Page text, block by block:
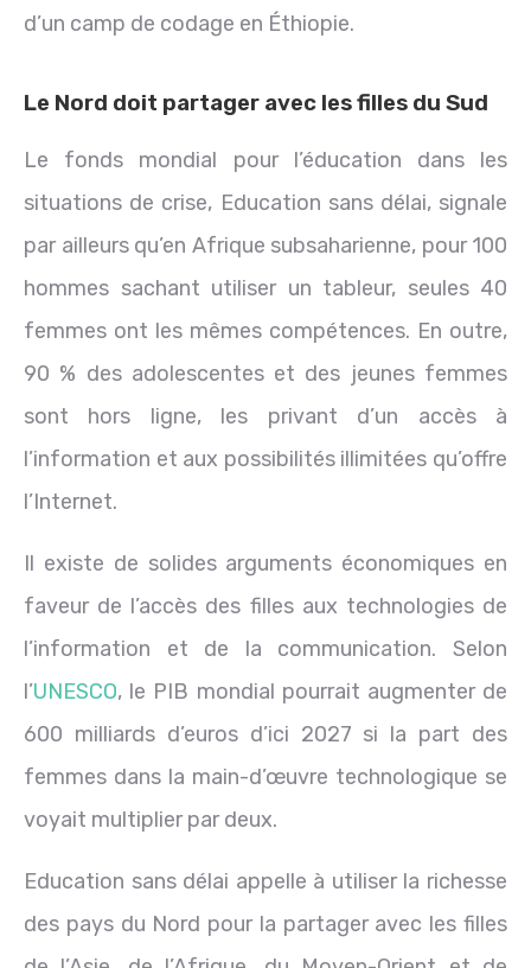
d’un camp de codage en Éthiopie.
Le Nord doit partager avec les filles du Sud
Le fonds mondial pour l’éducation dans les
situations de crise, Education sans délai, signale
par ailleurs qu’en Afrique subsaharienne, pour 100
hommes sachant utiliser un tableur, seules 40
femmes ont les mêmes compétences. En outre,
90 % des adolescentes et des jeunes femmes
sont hors ligne, les privant d’un accès à
l’information et aux possibilités illimitées qu’offre
l’Internet.
Il existe de solides arguments économiques en
faveur de l’accès des filles aux technologies de
l’information et de la communication. Selon
l’UNESCO, le PIB mondial pourrait augmenter de
600 milliards d’euros d’ici 2027 si la part des
femmes dans la main-d’œuvre technologique se
voyait multiplier par deux.
Education sans délai appelle à utiliser la richesse
des pays du Nord pour la partager avec les filles